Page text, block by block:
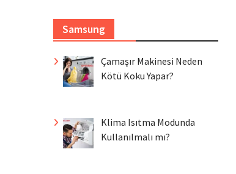
Samsung
Çamaşır Makinesi Neden
Kötü Koku Yapar?
Klima Isıtma Modunda
Kullanılmalı mı?